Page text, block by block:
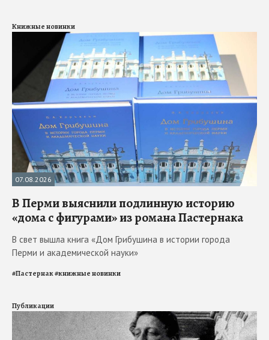
Книжные новинки
07.08.2026
В Перми выяснили подлинную историю
«дома с фигурами» из романа Пастернака
В свет вышла книга «Дом Грибушина в истории города
Перми и академической науки»
#Пастернак#книжные новинки
Публикации